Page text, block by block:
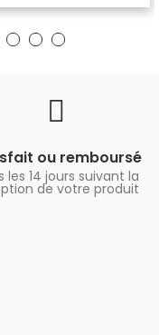
ou remboursé
les 14 jours suivant la
de votre produit